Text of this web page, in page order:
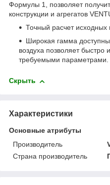
Формулы 1, позволяет
конструкции и агрегатов
Точный расчет исходных
Широкая гамма
воздуха позволяет быстро
требуемыми параметрами.
Скрыть
Характеристики
Основные атрибуты
Производитель
Страна производитель